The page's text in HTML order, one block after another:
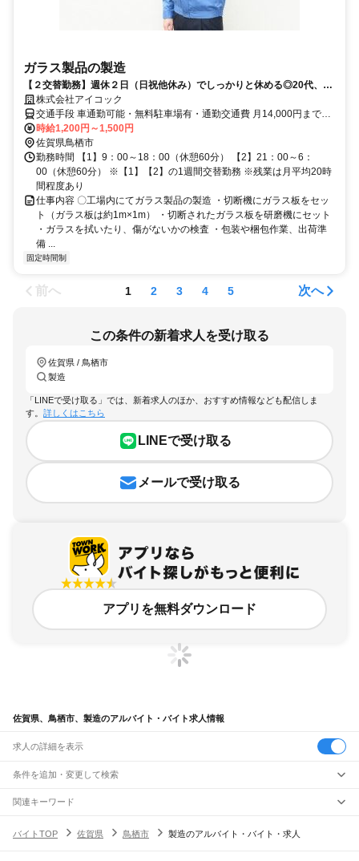
ガラス製品の製造
【２交替勤務】週休２日（日祝他休み）でしっかりと休める◎20代、30
代、40代活躍中！無料駐車場完備で通勤もラクラク！
株式会社アイコック
交通手段 車通勤可能・無料駐車場有・通勤交通費 月14,000円まで実
費支給 【最寄り駅】 ・ＪＲ鹿児島本線「田代駅」
時給1,200円～1,500円
佐賀県鳥栖市
勤務時間 【1】9：00～18：00（休憩60分） 【2】21：00～6：
00（休憩60分） ※【1】【2】の1週間交替勤務 ※残業は月平均20時
間程度あり
仕事内容 〇工場内にてガラス製品の製造 ・切断機にガラス板をセッ
ト（ガラス板は約1m×1m） ・切断されたガラス板を研磨機にセット
・ガラスを拭いたり、傷がないかの検査 ・包装や梱包作業、出荷準
備 ...
固定時間制
前へ 1 2 3 4 5 次へ
この条件の新着求人を受け取る
佐賀県 / 鳥栖市
製造
「LINEで受け取る」では、新着求人のほか、おすすめ情報なども配信しま
す。 詳しくはこちら
LINEで受け取る
メールで受け取る
アプリを無料ダウンロード
佐賀県、鳥栖市、製造のアルバイト・バイト求人情報
求人の詳細を表示
条件を追加・変更して検索
市区町村を追加・変更
佐賀県すべて
駅を追加・変更
関連キーワード
バイトTOP製造佐賀県 製造鳥栖市 製造
バイトTOP 佐賀県 鳥栖市 製造のアルバイト・バイト・求人